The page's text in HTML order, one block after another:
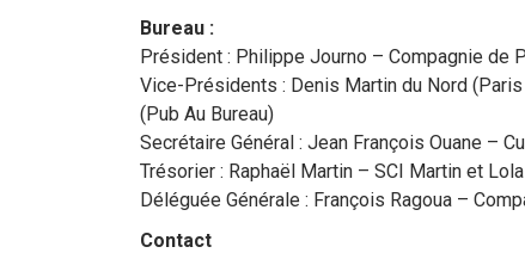
Bureau :
Président : Philippe Journo – Compagnie de
Vice-Présidents : Denis Martin du Nord
(Pub Au Bureau)
Secrétaire Général : Jean François Ouane –
Trésorier : Raphaël Martin – SCI Martin et Lola
Déléguée Générale : François Ragoua –
Contact